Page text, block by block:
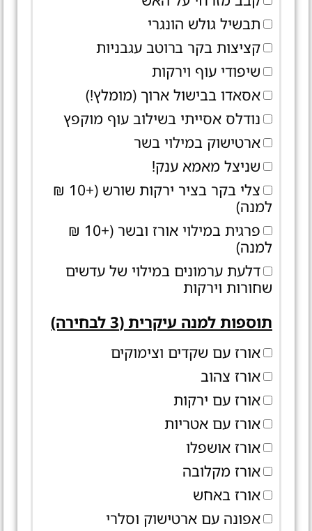
תבשיל גולש הונגרי
קציצות בקר ברוטב עגבניות
שיפודי עוף וירקות
אסאדו בבישול ארוך (מומלץ!)
נודלס אסייתי בשילוב עוף מוקפץ
ארטישוק במילוי בשר
שניצל מאמא ענק!
צלי בקר בציר ירקות שורש (+10 ₪
למנה)
פרגית במילוי אורז ובשר (+10 ₪
למנה)
דלעת ערמונים במילוי של עדשים
שחורות וירקות
תוספות למנה עיקרית (3 לבחירה)
אורז עם שקדים וצימוקים
אורז צהוב
אורז עם ירקות
אורז עם אטריות
אורז אושפלו
אורז מקלובה
אורז באחש
אפונה עם ארטישוק וסלרי